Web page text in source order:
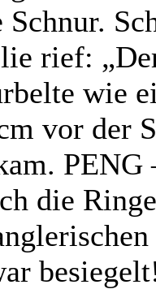
rief:
wie
vor der
PENG
die